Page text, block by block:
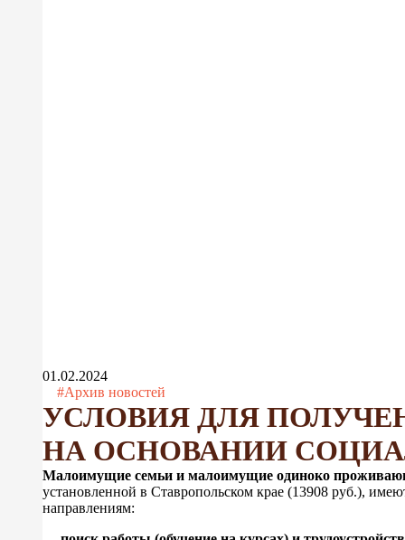
01.02.2024
#Архив новостей
УСЛОВИЯ ДЛЯ
НА ОСНОВАНИИ
Малоимущие семьи и малоимущие одиноко
установленной в Ставропольском крае (13908 руб.),
направлениям: